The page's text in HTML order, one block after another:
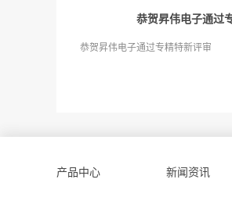
恭贺昇伟电子通过
恭贺昇伟电子通过专精特新评审
产品中心 新闻资讯